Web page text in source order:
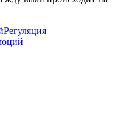
Регуляция